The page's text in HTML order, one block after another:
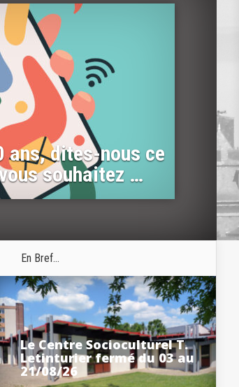
ans, dites-nous ce
souhaitez …
En Bref...
Le Centre Socioculturel T.
Letinturier fermé du 03 au
21/08/26